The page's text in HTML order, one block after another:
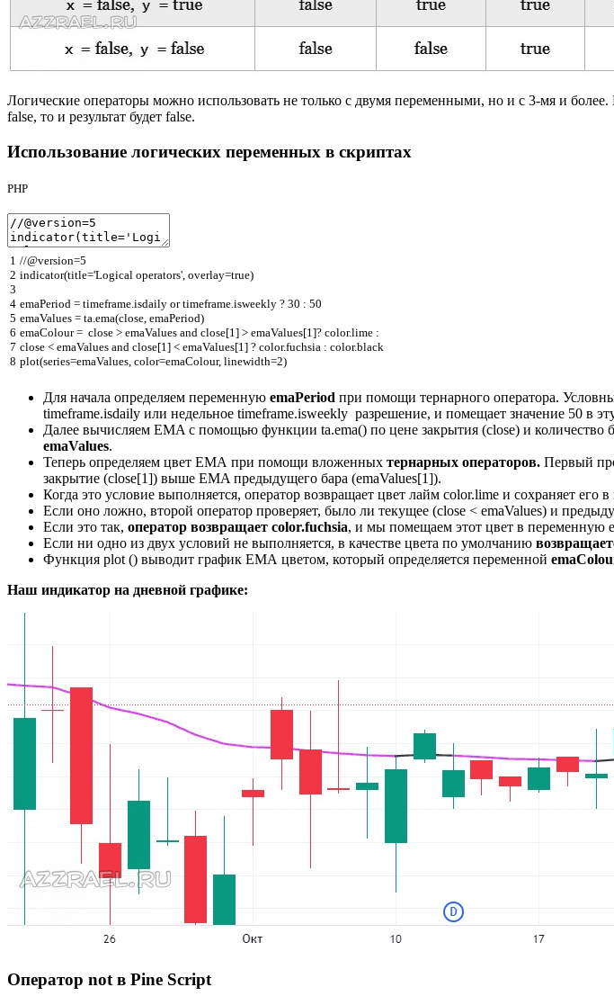
Логические операторы можно использовать не только с двумя переменными, но и с 3-мя и
false, то и результат будет false.
Использование логических переменных в скриптах
PHP
1
2
3
4
5
6
7
8
//@version=5
indicator(title='Logical operators', overlay=true)
emaPeriod = timeframe.isdaily or timeframe.isweekly ? 30 : 50
emaValues = ta.ema(close, emaPeriod)
emaColour = close > emaValues and close[1] > emaValues[1]? color.lime :
close < emaValues and close[1] < emaValues[1] ? color.fuchsia : color.black
plot(series=emaValues, color=emaColour, linewidth=2)
Для начала определяем переменную emaPeriod при помощи тернарного оператора.
timeframe.isdaily или недельное timeframe.isweekly разрешение, и помещает значение 50 в
Далее вычисляем EMA с помощью функции ta.ema() по цене закрытия (close) и количество
emaValues.
Теперь определяем цвет ЕМА при помощи вложенных тернарных операторов. Первый
закрытие (close[1]) выше EMA предыдущего бара (emaValues[1]).
Когда это условие выполняется, оператор возвращает цвет лайм color.lime и сохраняет его
Если оно ложно, второй оператор проверяет, было ли текущее (close < emaValues) и
Если это так, оператор возвращает color.fuchsia, и мы помещаем этот цвет в переменную
Если ни одно из двух условий не выполняется, в качестве цвета по умолчанию
Функция plot () выводит график ЕМА цветом, который определяется переменной
Наш индикатор на дневной графике:
Оператор not в Pine Script